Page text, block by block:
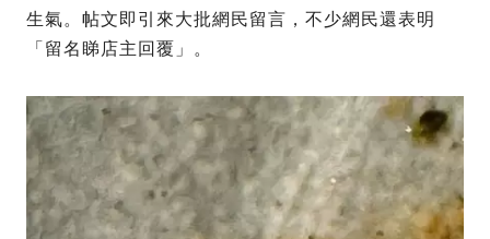
生氣。帖文即引來大批網民留言，不少網民還表明
「留名睇店主回覆」。